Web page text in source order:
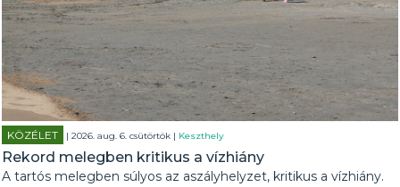
KÖZÉLET | 2026. aug. 6. csütörtök | Keszthely
Rekord melegben kritikus a vízhiány
A tartós melegben súlyos az aszályhelyzet, kritikus a vízhiány.